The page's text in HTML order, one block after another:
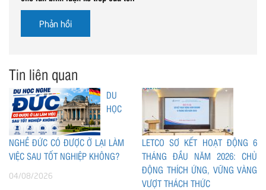
Tin liên quan
DU
HỌC
NGHỀ ĐỨC CÓ ĐƯỢC Ở LẠI LÀM
VIỆC SAU TỐT NGHIỆP KHÔNG?
04/08/2026
LETCO SƠ KẾT HOẠT ĐỘNG 6
THÁNG ĐẦU NĂM 2026: CHỦ
ĐỘNG THÍCH ỨNG, VỮNG VÀNG
VƯỢT THÁCH THỨC